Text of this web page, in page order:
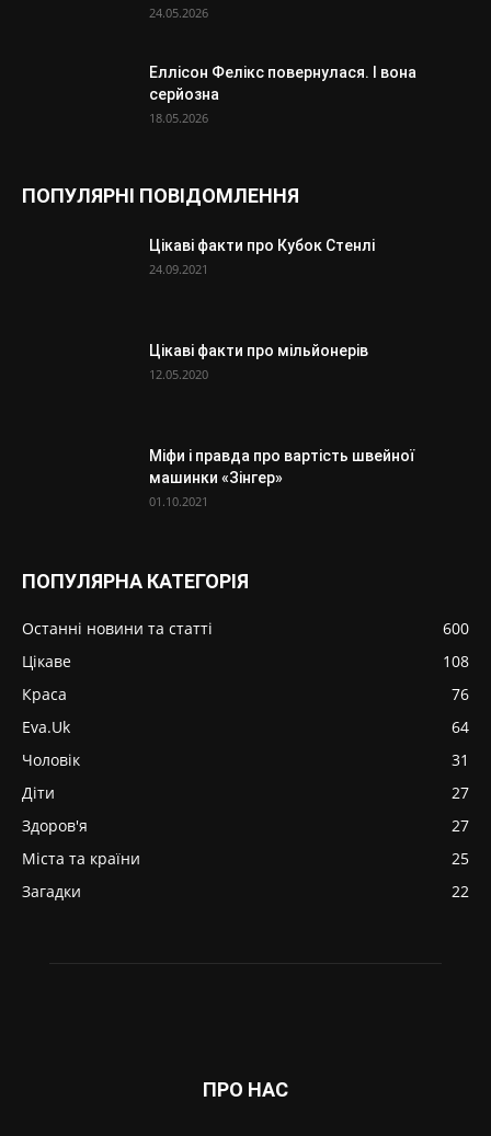
24.05.2026
Еллісон Фелікс повернулася. І вона
серйозна
18.05.2026
ПОПУЛЯРНІ ПОВІДОМЛЕННЯ
Цікаві факти про Кубок Стенлі
24.09.2021
Цікаві факти про мільйонерів
12.05.2020
Міфи і правда про вартість швейної
машинки «Зінгер»
01.10.2021
ПОПУЛЯРНА КАТЕГОРІЯ
Останні новини та статті
600
Цікаве
108
Краса
76
Eva.Uk
64
Чоловік
31
Діти
27
Здоров'я
27
Міста та країни
25
Загадки
22
ПРО НАС